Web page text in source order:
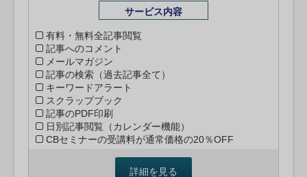
サービス内容
有料・無料全記事閲覧
記事へのコメント
メールマガジン
記事の検索（過去記事全て）
キーワードアラート
スクラップブック
記事のPDF印刷
日別記事閲覧（カレンダー機能）
CBセミナーの受講料が通常価格の20％OFF
詳細を見る